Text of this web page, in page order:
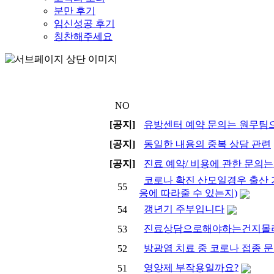
분만 후기
임신성공 후기
칭찬해주세요
NO
[공지]
유방센터 예약 문의는 원무팀
[공지]
동일한 내용의 중복 상담 관련
[공지]
진료 예약/ 비용에 관한 문의
55
코로나 확진 산모일경우 출산
응에 따라줄 수 있는지)
54
갱년기 주부입니다
53
진료상담으로해야하는건지몰
52
방광염 치료 중 코로나 접종
51
영양제 부작용일까요?